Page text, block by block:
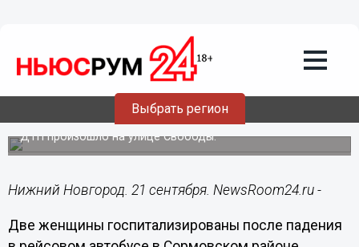
Выбрать регион
Две женщины госпитализированы
после падения в рейсовом автобусе в
ДТП произошло на улице Свободы.
Нижний Новгород. 21 сентября. NewsRoom24.ru -
Две женщины госпитализированы после падения